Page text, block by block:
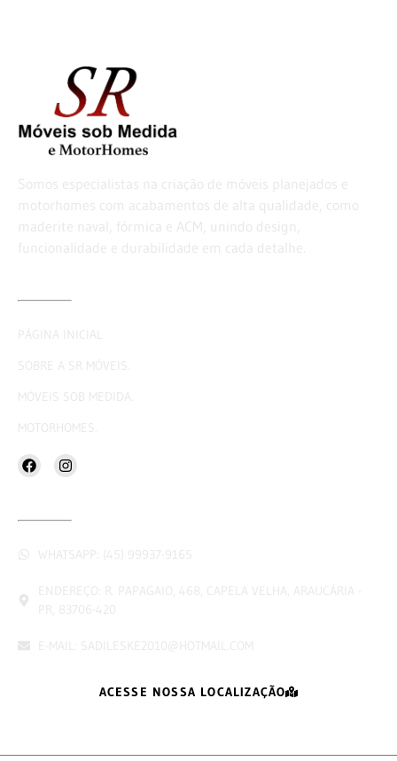
Somos especialistas na criação de móveis planejados e
motorhomes com acabamentos de alta qualidade, como
maderite naval, fórmica e ACM, unindo design,
funcionalidade e durabilidade em cada detalhe.
PÁGINA INICIAL
SOBRE A SR MÓVEIS.
MÓVEIS SOB MEDIDA.
MOTORHOMES.
WHATSAPP: (45) 99937-9165
ENDEREÇO: R. PAPAGAIO, 468, CAPELA VELHA, ARAUCÁRIA -
PR, 83706-420
E-MAIL: SADILESKE2010@HOTMAIL.COM
ACESSE NOSSA LOCALIZAÇÃO